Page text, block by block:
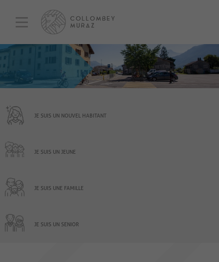
JE SUIS UN NOUVEL HABITANT
JE SUIS UN JEUNE
JE SUIS UNE FAMILLE
JE SUIS UN SENIOR